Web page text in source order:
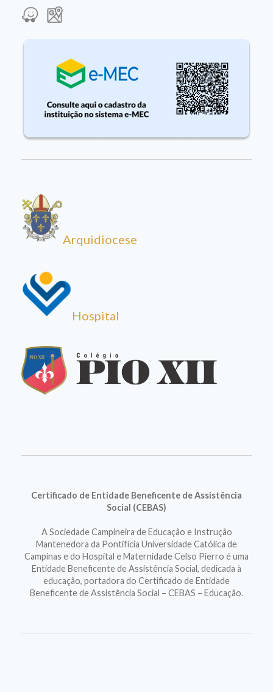
Arquidiocese
Hospital
Certificado de Entidade Beneficente de Assistência
Social (CEBAS)
A Sociedade Campineira de Educação e Instrução
Mantenedora da Pontifícia Universidade Católica de
Campinas e do Hospital e Maternidade Celso Pierro é uma
Entidade Beneficente de Assistência Social, dedicada à
educação, portadora do Certificado de Entidade
Beneficente de Assistência Social – CEBAS – Educação.